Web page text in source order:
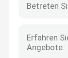
Bild-Maß-